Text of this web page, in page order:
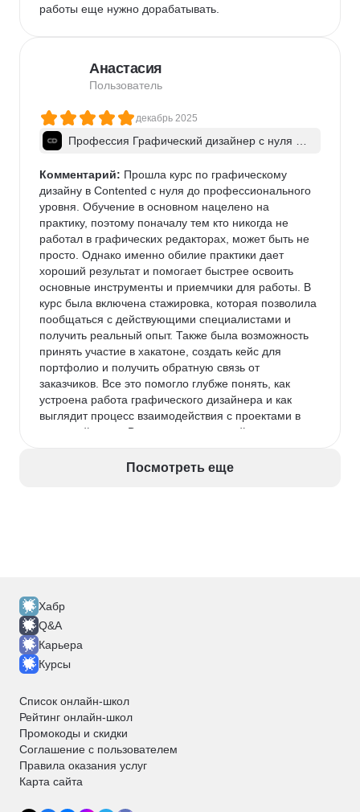
работы еще нужно дорабатывать.
Анастасия
Пользователь
декабрь 2025
Профессия Графический дизайнер с нуля д
Комментарий: Прошла курс по графическому
дизайну в Contented с нуля до профессионального
уровня. Обучение в основном нацелено на
практику, поэтому поначалу тем кто никогда не
работал в графических редакторах, может быть не
просто. Однако именно обилие практики дает
хороший результат и помогает быстрее освоить
основные инструменты и приемчики для работы. В
курс была включена стажировка, которая позволила
пообщаться с действующими специалистами и
получить реальный опыт. Также была возможность
принять участие в хакатоне, создать кейс для
портфолио и получить обратную связь от
заказчиков. Все это помогло глубже понять, как
устроена работа графического дизайнера и как
выглядит процесс взаимодействия с проектами в
реальной среде.В целом это отличный старт для
Посмотреть еще
Хабр
Q&A
Карьера
Курсы
Список онлайн-школ
Рейтинг онлайн-школ
Промокоды и скидки
Соглашение с пользователем
Правила оказания услуг
Карта сайта